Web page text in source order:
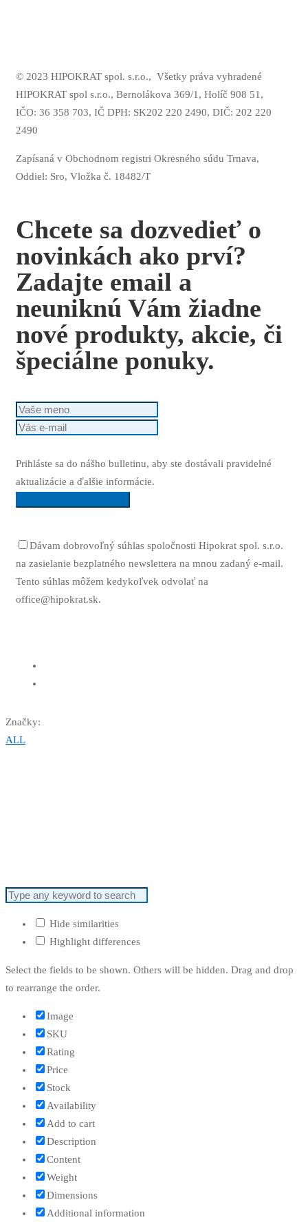
© 2023 HIPOKRAT spol. s.r.o., Všetky práva vyhradené
HIPOKRAT spol s.r.o., Bernolákova 369/1, Holíč 908 51,
IČO: 36 358 703, IČ DPH: SK202 220 2490, DIČ: 202 220
2490
Zapísaná v Obchodnom registri Okresného súdu Trnava,
Oddiel: Sro, Vložka č. 18482/T
Chcete sa dozvedieť o
novinkách ako prví?
Zadajte email a
neuniknú Vám žiadne
nové produkty, akcie, či
špeciálne ponuky.
Prihláste sa do nášho bulletinu, aby ste dostávali pravidelné
aktualizácie a ďalšie informácie.
Dávam dobrovoľný súhlas spoločnosti Hipokrat spol. s.r.o.
na zasielanie bezplatného newslettera na mnou zadaný e-mail.
Tento súhlas môžem kedykoľvek odvolať na
office@hipokrat.sk.
Značky:
ALL
Hide similarities
Highlight differences
Select the fields to be shown. Others will be hidden. Drag and drop
to rearrange the order.
Image
SKU
Rating
Price
Stock
Availability
Add to cart
Description
Content
Weight
Dimensions
Additional information